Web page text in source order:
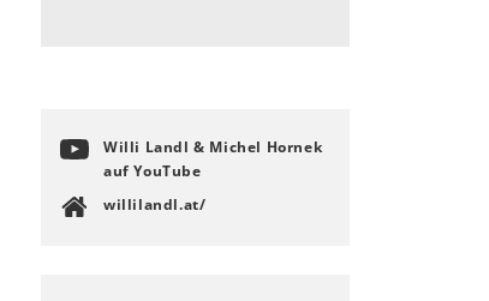
Willi Landl & Michel Hornek
auf YouTube
willilandl.at/